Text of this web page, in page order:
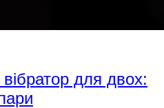
для двох: